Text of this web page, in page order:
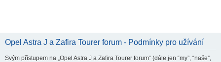
Opel Astra J a Zafira Tourer forum - Podmínky pro užívání
Svým přístupem na „Opel Astra J a Zafira Tourer forum“ (dále jen “my”, “naše”,